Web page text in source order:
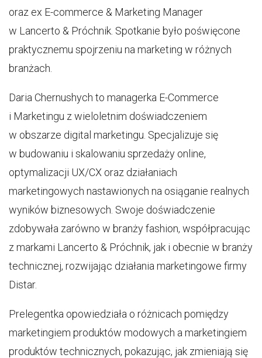
oraz ex E-commerce & Marketing Manager
w Lancerto & Próchnik. Spotkanie było poświęcone
praktycznemu spojrzeniu na marketing w różnych
branżach.
Daria Chernushych to managerka E-Commerce
i Marketingu z wieloletnim doświadczeniem
w obszarze digital marketingu. Specjalizuje się
w budowaniu i skalowaniu sprzedaży online,
optymalizacji UX/CX oraz działaniach
marketingowych nastawionych na osiąganie realnych
wyników biznesowych. Swoje doświadczenie
zdobywała zarówno w branży fashion, współpracując
z markami Lancerto & Próchnik, jak i obecnie w branży
technicznej, rozwijając działania marketingowe firmy
Distar.
Prelegentka opowiedziała o różnicach pomiędzy
marketingiem produktów modowych a marketingiem
produktów technicznych, pokazując, jak zmieniają się